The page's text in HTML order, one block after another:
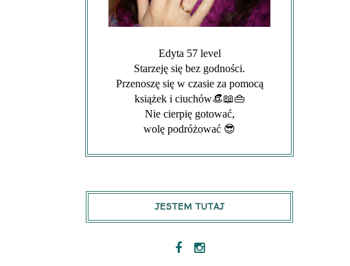
Edyta 57 level
Starzeję się bez godności.
Przenoszę się w czasie za pomocą
książek i ciuchów👒📖👜
Nie cierpię gotować,
wolę podróżować 😎
JESTEM TUTAJ